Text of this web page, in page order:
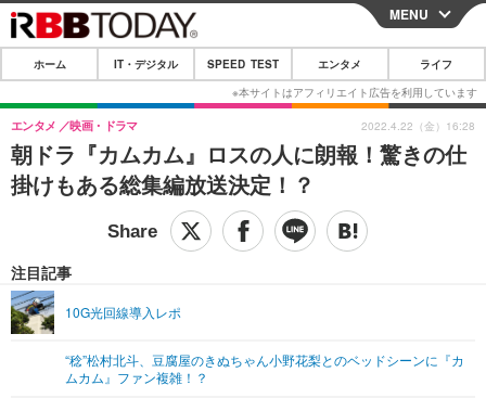
CLOSE
ホーム
IT・デジタル
IT・デジタルTOP スマートフォン
その他
SPEED TEST
映画・ドラマ
グラビア
ライフTOP
その他
リリース一覧
MENU
ホーム IT・デジタル SPEED TEST エンタメ ライフ
朝ドラ『カムカム』ロスの人に朗報！驚きの仕
掛けもある総集編放送決定！？
エンタメ 映画・ドラマ
注目記事
10G光回線導入レポ
“稔”松村北斗、豆腐屋のきぬちゃん小野花梨とのベッドシーンに『カ
ムカム』ファン複雑！？
2022.4.22（金）16:28